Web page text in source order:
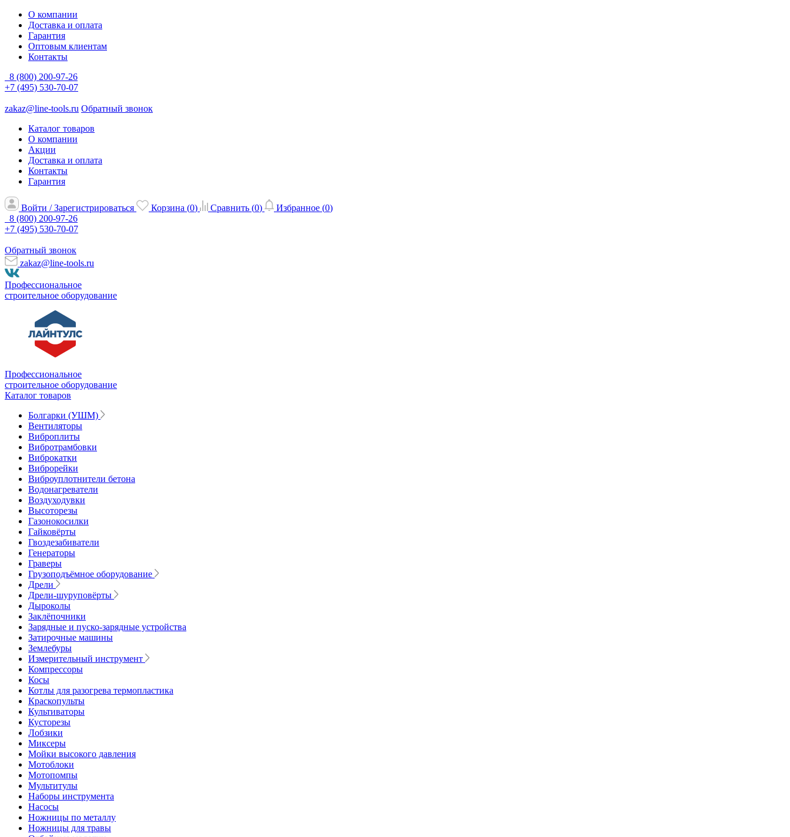
О компании
Доставка и оплата
Гарантия
Оптовым клиентам
Контакты
8 (800) 200-97-26
+7 (495) 530-70-07
zakaz@line-tools.ru Обратный звонок
Каталог товаров
О компании
Акции
Доставка и оплата
Контакты
Гарантия
Войти / Зарегистрироваться Корзина (0) Сравнить (0) Избранное (0)
8 (800) 200-97-26
+7 (495) 530-70-07
Обратный звонок
zakaz@line-tools.ru
Профессиональное
строительное оборудование
Профессиональное
строительное оборудование
Каталог товаров
Болгарки (УШМ)
Вентиляторы
Виброплиты
Вибротрамбовки
Виброкатки
Виброрейки
Виброуплотнители бетона
Водонагреватели
Воздуходувки
Высоторезы
Газонокосилки
Гайковёрты
Гвоздезабиватели
Генераторы
Граверы
Грузоподъёмное оборудование
Дрели
Дрели-шуруповёрты
Дыроколы
Заклёпочники
Зарядные и пуско-зарядные устройства
Затирочные машины
Землебуры
Измерительный инструмент
Компрессоры
Косы
Котлы для разогрева термопластика
Краскопульты
Культиваторы
Кусторезы
Лобзики
Миксеры
Мойки высокого давления
Мотоблоки
Мотопомпы
Мультитулы
Наборы инструмента
Насосы
Ножницы по металлу
Ножницы для травы